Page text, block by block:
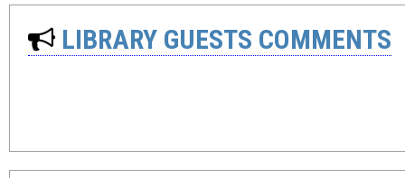
LIBRARY GUESTS COMMENTS